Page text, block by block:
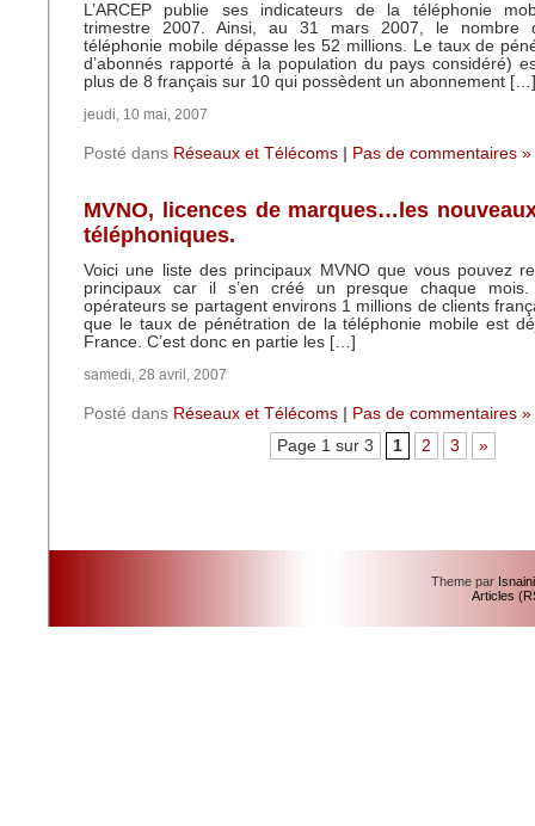
L’ARCEP publie ses indicateurs de la téléphonie
trimestre 2007. Ainsi, au 31 mars 2007, le nombre
téléphonie mobile dépasse les 52 millions. Le taux de
d’abonnés rapporté à la population du pays considéré)
plus de 8 français sur 10 qui possèdent un abonnement […]
jeudi, 10 mai, 2007
Posté dans Réseaux et Télécoms Pas de commentaires »
MVNO, licences de marques…les
téléphoniques.
Voici une liste des principaux MVNO que vous pouvez
principaux car il s’en créé un presque chaque mois.
opérateurs se partagent environs 1 millions de clients
que le taux de pénétration de la téléphonie mobile est
France. C’est donc en partie les […]
samedi, 28 avril, 2007
Posté dans Réseaux et Télécoms
Pas de commentaires »
Page 1 sur 3
1 2 3 »
Theme par
Articles